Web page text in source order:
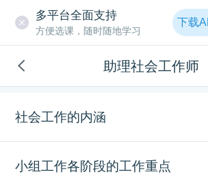
多平台全面支持
方便选课，随时随地学习
下载
助理社会工作师
社会工作的内涵
小组工作各阶段的工作重点